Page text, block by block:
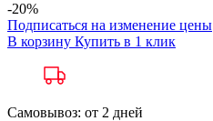
-20%
Подписаться на изменение цены
В корзину Купить в 1 клик
Самовывоз: от 2 дней